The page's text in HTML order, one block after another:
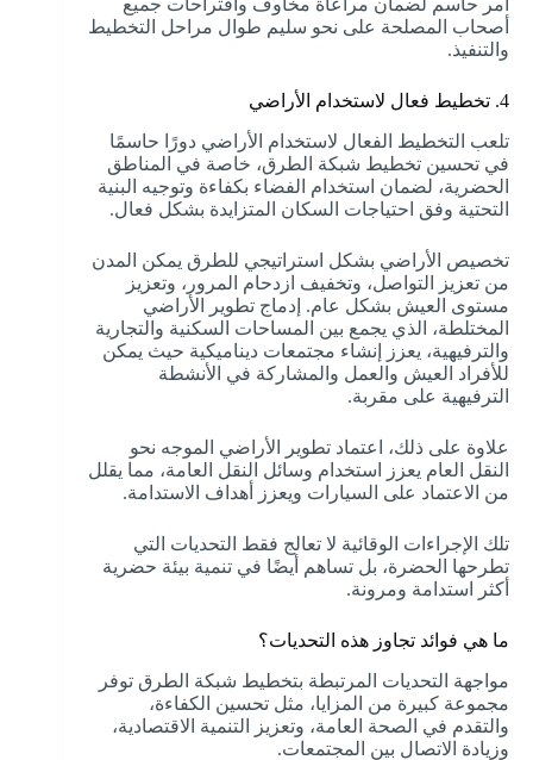
أمر حاسم لضمان مراعاة مخاوف واقتراحات جميع
أصحاب المصلحة على نحو سليم طوال مراحل التخطيط
والتنفيذ.
4. تخطيط فعال لاستخدام الأراضي
تلعب التخطيط الفعال لاستخدام الأراضي دورًا حاسمًا
في تحسين تخطيط شبكة الطرق، خاصة في المناطق
الحضرية، لضمان استخدام الفضاء بكفاءة وتوجيه البنية
التحتية وفق احتياجات السكان المتزايدة بشكل فعال.
تخصيص الأراضي بشكل استراتيجي للطرق يمكن المدن
من تعزيز التواصل، وتخفيف ازدحام المرور، وتعزيز
مستوى العيش بشكل عام. إدماج تطوير الأراضي
المختلطة، الذي يجمع بين المساحات السكنية والتجارية
والترفيهية، يعزز إنشاء مجتمعات ديناميكية حيث يمكن
للأفراد العيش والعمل والمشاركة في الأنشطة
الترفيهية على مقربة.
علاوة على ذلك، اعتماد تطوير الأراضي الموجه نحو
النقل العام يعزز استخدام وسائل النقل العامة، مما يقلل
من الاعتماد على السيارات ويعزز أهداف الاستدامة.
تلك الإجراءات الوقائية لا تعالج فقط التحديات التي
تطرحها الحضرة، بل تساهم أيضًا في تنمية بيئة حضرية
أكثر استدامة ومرونة.
ما هي فوائد تجاوز هذه التحديات؟
مواجهة التحديات المرتبطة بتخطيط شبكة الطرق توفر
مجموعة كبيرة من المزايا، مثل تحسين الكفاءة،
والتقدم في الصحة العامة، وتعزيز التنمية الاقتصادية،
وزيادة الاتصال بين المجتمعات.